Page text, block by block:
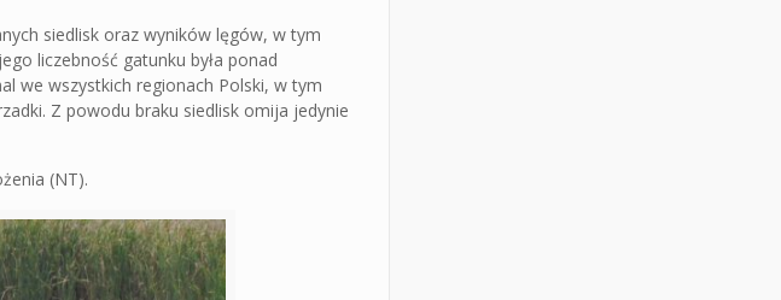
siedlisk oraz wyników lęgów, w tym
liczebność gatunku była ponad
we wszystkich regionach Polski, w tym
Z powodu braku siedlisk omija jedynie
(NT).